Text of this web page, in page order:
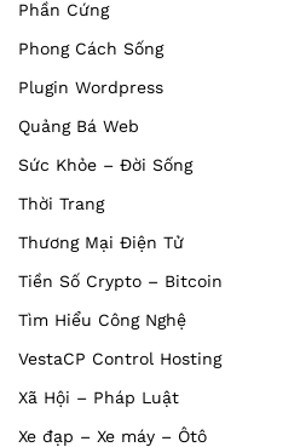
Phần Cứng
Phong Cách Sống
Plugin Wordpress
Quảng Bá Web
Sức Khỏe – Đời Sống
Thời Trang
Thương Mại Điện Tử
Tiền Số Crypto – Bitcoin
Tìm Hiểu Công Nghệ
VestaCP Control Hosting
Xã Hội – Pháp Luật
Xe đạp – Xe máy – Ôtô